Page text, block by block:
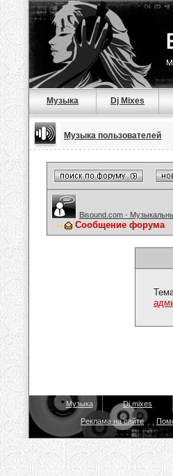
Музыка Dj Mixes
Музыка пользователей
Bisound.com -
Сообщение форума
Музыка Dj mixes
Реклама на сайте